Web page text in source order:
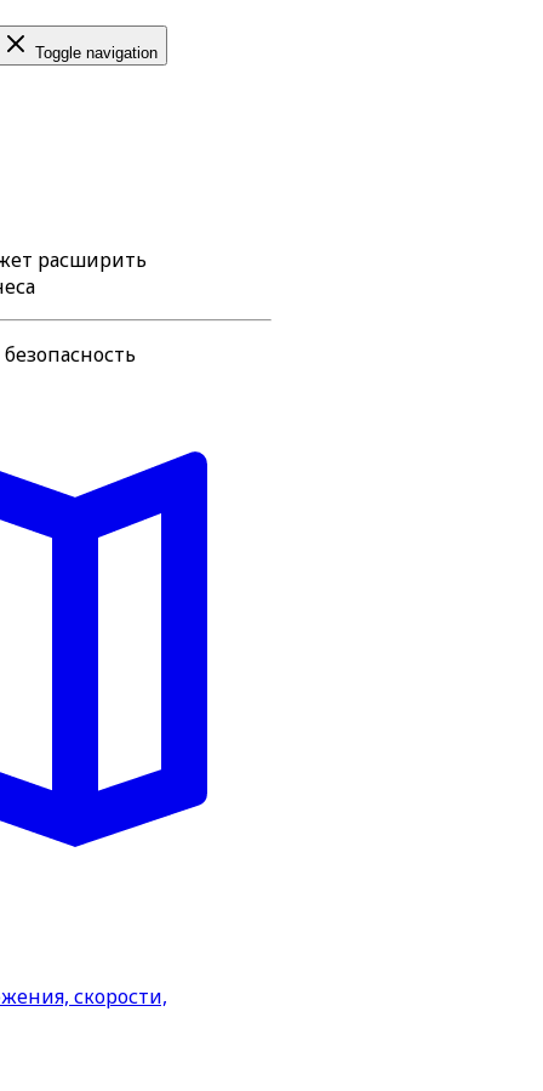
Toggle navigation
расширить
скорости,